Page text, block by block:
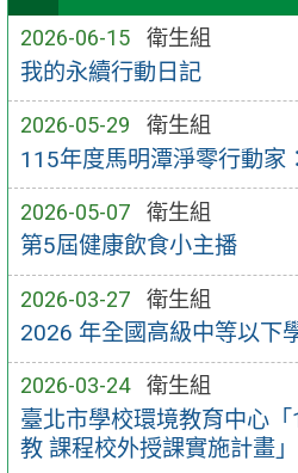
2026-06-15 衛生組
我的永續行動日記
2026-05-29 衛生組
115年度馬明潭淨零行動家
2026-05-07 衛生組
第5屆健康飲食小主播
2026-03-27 衛生組
2026 年全國高級中等以下
2026-03-24 衛生組
臺北市學校環境教育中心
教 課程校外授課實施計畫」